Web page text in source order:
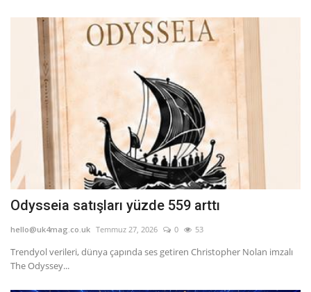
Odysseia satışları yüzde 559 arttı
hello@uk4mag.co.uk Temmuz 27, 2026 0 53
Trendyol verileri, dünya çapında ses getiren Christopher Nolan imzalı
The Odyssey...